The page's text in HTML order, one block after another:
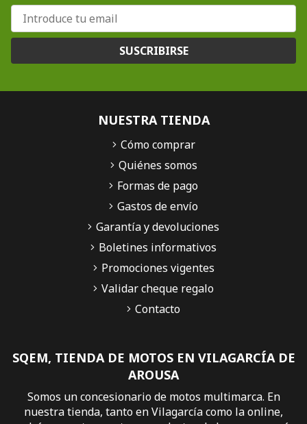
SUSCRIBIRSE
SQEM, TIENDA DE MOTOS EN VILAGARCÍA DE
AROUSA
Somos un concesionario de motos multimarca. En
nuestra tienda, tanto en Vilagarcía como la online,
NUESTRA TIENDA
Cómo comprar
Quiénes somos
Formas de pago
Gastos de envío
Garantía y devoluciones
Boletines informativos
Promociones vigentes
Validar cheque regalo
Contacto